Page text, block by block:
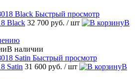
Быстрый просмотр
Black 32 700 руб. / шт
В
В наличии
Быстрый просмотр
Satin 31 600 руб. / шт
В